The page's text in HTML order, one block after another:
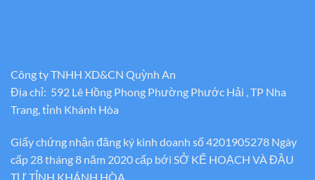
Công ty TNHH XD&CN Quỳnh An
Địa chỉ: 592 Lê Hồng Phong Phường Phước Hải , TP Nha
Trang, tỉnh Khánh Hòa
Giấy chứng nhận đăng ký kinh doanh số 4201905278 Ngày
cấp 28 tháng 8 năm 2020 cấp bới SỞ KẾ HOẠCH VÀ ĐẦU
TƯ TỈNH KHÁNH HÒA